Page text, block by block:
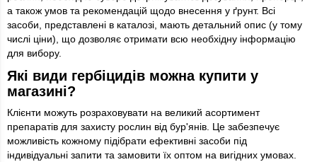
а також умов та рекомендацій щодо внесення у ґрунт. Всі
засоби, представлені в каталозі, мають детальний опис (у тому
числі ціни), що дозволяє отримати всю необхідну інформацію
для вибору.
Які види гербіцидів можна купити у
магазині?
Клієнти можуть розраховувати на великий асортимент
препаратів для захисту рослин від бур'янів. Це забезпечує
можливість кожному підібрати ефективні засоби під
індивідуальні запити та замовити їх оптом на вигідних умовах.